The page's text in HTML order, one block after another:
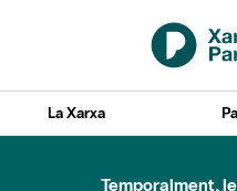
Salta al contingut principal
La Xarxa
Fins